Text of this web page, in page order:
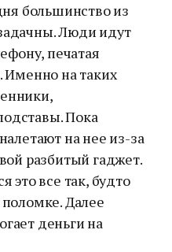
большинство из
Люди идут
печатая
Именно на таких
Пока
на нее из-за
разбитый гаджет.
это все так, будто
Далее
деньги на